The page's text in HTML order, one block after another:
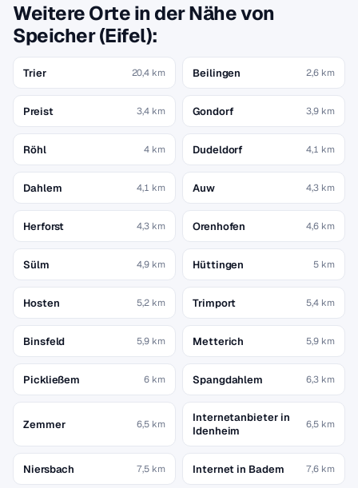
Weitere Orte in der Nähe von
Speicher (Eifel):
Trier 20,4 km Beilingen 2,6 km
Preist 3,4 km Gondorf 3,9 km
Röhl 4 km Dudeldorf 4,1 km
Dahlem 4,1 km Auw 4,3 km
Herforst 4,3 km Orenhofen 4,6 km
Sülm 4,9 km Hüttingen 5 km
Hosten 5,2 km Trimport 5,4 km
Binsfeld 5,9 km Metterich 5,9 km
Pickließem 6 km Spangdahlem 6,3 km
Zemmer 6,5 km
Internetanbieter in
Idenheim
6,5 km
Niersbach 7,5 km Internet in Badem 7,6 km